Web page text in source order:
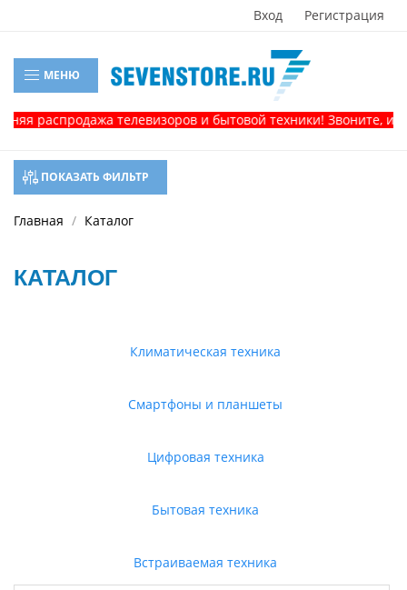
Вход Регистрация
МЕНЮ
телевизоров и бытовой техники! Звоните, и
ПОКАЗАТЬ ФИЛЬТР
Главная Каталог
КАТАЛОГ
Климатическая техника
Смартфоны и планшеты
Цифровая техника
Бытовая техника
Встраиваемая техника